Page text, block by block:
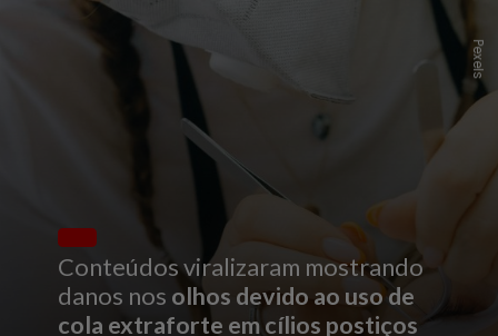
Conteúdos viralizaram mostrando
danos nos olhos devido ao uso de
cola extraforte em cílios postiços
P
e
x
e
l
s